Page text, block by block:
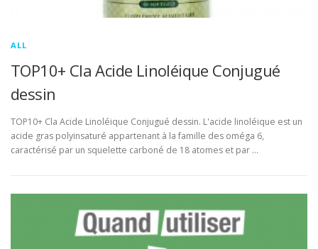
ALL
TOP10+ Cla Acide Linoléique Conjugué
dessin
TOP10+ Cla Acide Linoléique Conjugué dessin. L'acide linoléique est un
acide gras polyinsaturé appartenant à la famille des oméga 6,
caractérisé par un squelette carboné de 18 atomes et par …